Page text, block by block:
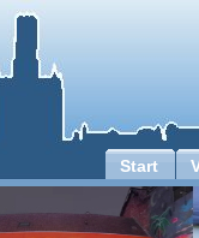
Start